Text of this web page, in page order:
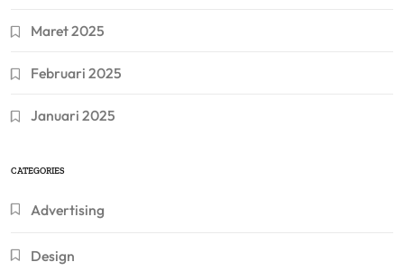
Maret 2025
Februari 2025
Januari 2025
CATEGORIES
Advertising
Design